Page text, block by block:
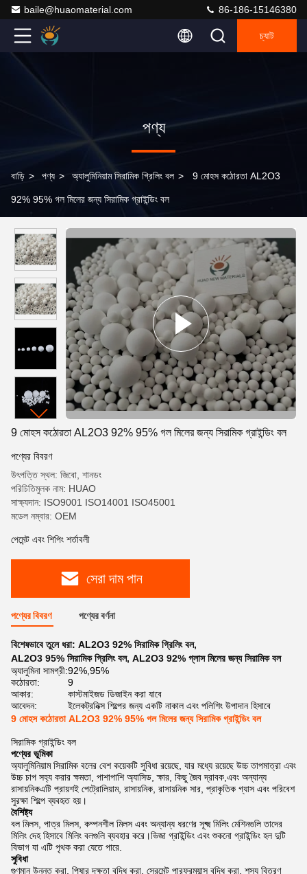
baile@huaomaterial.com 86-186-15146380
চ্যাট
পণ্য
বাড়ি > পণ্য > অ্যালুমিনিয়াম সিরামিক গ্রিলিং বল > 9 মোহস কঠোরতা AL2O3
92% 95% গল মিলের জন্য সিরামিক গ্রাইন্ডিং বল
9 মোহস কঠোরতা AL2O3 92% 95% গল মিলের জন্য সিরামিক গ্রাইন্ডিং বল
পণ্যের বিবরণ
উৎপত্তি স্থল: জিবো, শানডং
পরিচিতিমুলক নাম: HUAO
সাক্ষ্যদান: ISO9001 ISO14001 ISO45001
মডেল নম্বার: OEM
পেমেন্ট এবং শিপিং শর্তাবলী
সেরা দাম পান
পণ্যের বিবরণ পণ্যের বর্ণনা
বিশেষভাবে তুলে ধরা: AL2O3 92% সিরামিক গ্রিলিং বল,
AL2O3 95% সিরামিক গ্রিলিং বল, AL2O3 92% গ্লাস মিলের জন্য সিরামিক বল
অ্যালুমিনা সামগ্রী:92%,95%
কঠোরতা:
9
আকার:
কাস্টমাইজড ডিজাইন করা যাবে
আবেদন:
ইলেকট্রনিক্স শিল্পের জন্য একটি নাকাল এবং পলিশিং উপাদান হিসাবে
9 মোহস কঠোরতা AL2O3 92% 95% গল মিলের জন্য সিরামিক গ্রাইন্ডিং বল
সিরামিক গ্রাইন্ডিং বল
পণ্যের ভূমিকা
অ্যালুমিনিয়াম সিরামিক বলের বেশ কয়েকটি সুবিধা রয়েছে, যার মধ্যে রয়েছে উচ্চ তাপমাত্রা এবং
উচ্চ চাপ সহ্য করার ক্ষমতা, পাশাপাশি অ্যাসিড, ক্ষার, কিছু জৈব দ্রাবক,এবং অন্যান্য
রাসায়নিকএটি প্রায়শই পেট্রোলিয়াম, রাসায়নিক, রাসায়নিক সার, প্রাকৃতিক গ্যাস এবং পরিবেশ
সুরক্ষা শিল্পে ব্যবহৃত হয়।
বৈশিষ্ট্য
বল মিলস, পাত্র মিলস, কম্পনশীল মিলস এবং অন্যান্য ধরণের সূক্ষ্ম মিলিং মেশিনগুলি তাদের
মিলিং দেহ হিসাবে মিলিং বলগুলি ব্যবহার করে।ভিজা গ্রাইন্ডিং এবং শুকনো গ্রাইন্ডিং হল দুটি
বিভাগ যা এটি পৃথক করা যেতে পারে.
সুবিধা
গুণমান উন্নত করা, পিষার দক্ষতা বৃদ্ধি করা, সেরমেন্ট পারফরম্যান্স বৃদ্ধি করা, শস্য বিতরণ